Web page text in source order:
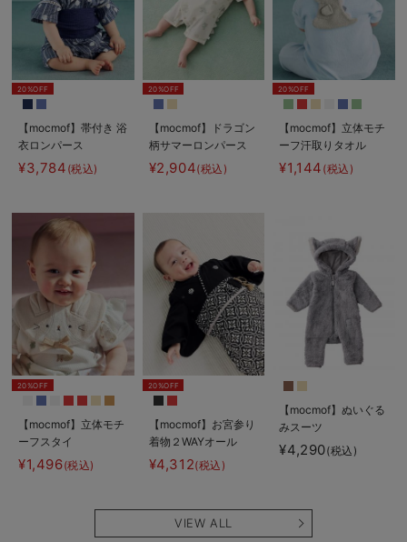
20%OFF
【mocmof】帯付き 浴
衣ロンパース
¥3,784 (税込)
20%OFF
【mocmof】ドラゴン
柄サマーロンパース
¥2,904(税込)
20%OFF
【mocmof】立体モチ
ーフ汗取りタオル
¥1,144 (税込)
20%OFF
【mocmof】立体モチ
ーフスタイ
¥1,496(税込)
20%OFF
【mocmof】お宮参り
着物２WAYオール
¥4,312(税込)
【mocmof】ぬいぐる
みスーツ
¥4,290(税込)
VIEW ALL